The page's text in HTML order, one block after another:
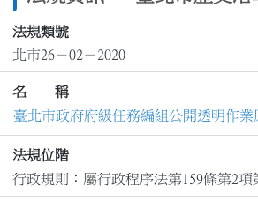
法規類號
北市26－02－2020
名 稱
臺北市政府府級任務編組公開透明作業
法規位階
行政規則：屬行政程序法第159條第2項